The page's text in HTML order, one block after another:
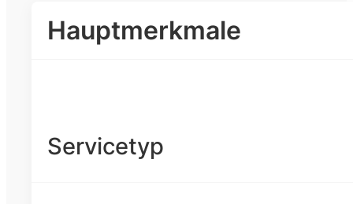
Hauptmerkmale
Servicetyp